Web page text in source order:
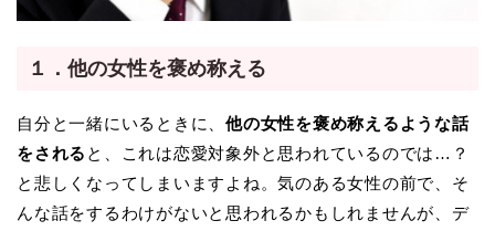
１．他の女性を褒め称える
自分と一緒にいるときに、他の女性を褒め称えるような話
をされる と、これは恋愛対象外と思われているのでは…？
と悲しくなってしまいますよね。気のある女性の前で、そ
んな話をするわけがないと思われるかもしれませんが、デ